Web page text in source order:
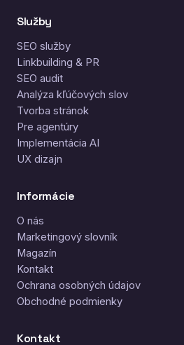
Služby
SEO služby
Linkbuilding & PR
SEO audit
Analýza kľúčových slov
Tvorba stránok
Pre agentúry
Implementácia AI
UX dizajn
Informácie
O nás
Marketingový slovník
Magazín
Kontakt
Ochrana osobných údajov
Obchodné podmienky
Kontakt